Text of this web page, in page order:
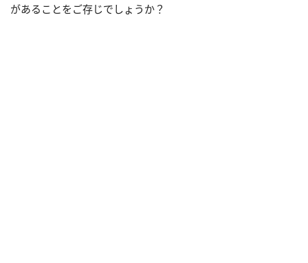
があることをご存じでしょうか？